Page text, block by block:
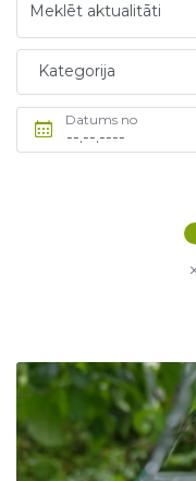
Meklēt aktualitāti
Kategorija
Datums no